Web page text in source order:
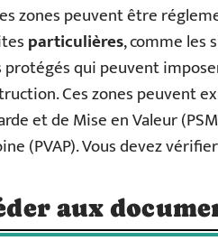
zones peuvent être
particulières, comme les
protégés qui peuvent
Ces zones peuvent
et de Mise en Valeur
(PVAP). Vous devez
aux